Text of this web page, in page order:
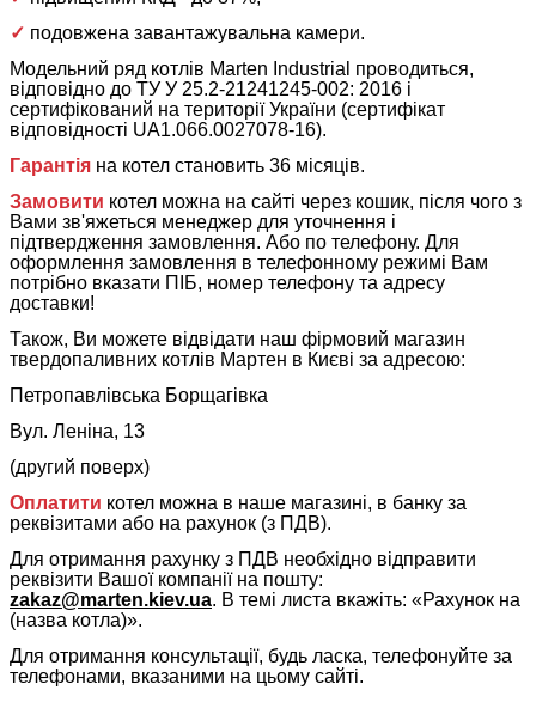
✓ подовжена завантажувальна камери.
Модельний ряд котлів Marten Industrial проводиться,
відповідно до ТУ У 25.2-21241245-002: 2016 і
сертифікований на території України (сертифікат
відповідності UA1.066.0027078-16).
Гарантія на котел становить 36 місяців.
Замовити котел можна на сайті через кошик, після чого з
Вами зв'яжеться менеджер для уточнення і
підтвердження замовлення. Або по телефону. Для
оформлення замовлення в телефонному режимі Вам
потрібно вказати ПІБ, номер телефону та адресу
доставки!
Також, Ви можете відвідати наш фірмовий магазин
твердопаливних котлів Мартен в Києві за адресою:
Петропавлівська Борщагівка
Вул. Леніна, 13
(другий поверх)
Оплатити котел можна в наше магазині, в банку за
реквізитами або на рахунок (з ПДВ).
Для отримання рахунку з ПДВ необхідно відправити
реквізити Вашої компанії на пошту:
zakaz@marten.kiev.ua. В темі листа вкажіть: «Рахунок на
(назва котла)».
Для отримання консультації, будь ласка, телефонуйте за
телефонами, вказаними на цьому сайті.